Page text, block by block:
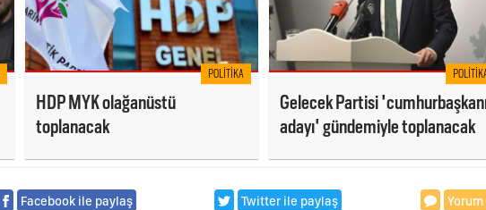
POLITIKA
HDP MYK olağanüstü
toplanacak
Gelecek Partisi
adayı' gündemiyle toplanacak
Facebook ile paylaş Twitter ile paylaş Yorum